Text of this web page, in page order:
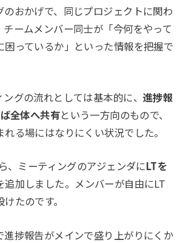
のおかげで、同じプロジェクトに関わ
チームメンバー同士が「今何をやって
困っているか」といった情報を把握で
グの流れとしては基本的に、 進捗報
全体へ共有という一方向のもので、
る場にはなりにくい状況でした。
、ミーティングのアジェンダにLTを
追加しました。メンバーが自由にLT
たのです。
進捗報告がメインで盛り上がりにくか